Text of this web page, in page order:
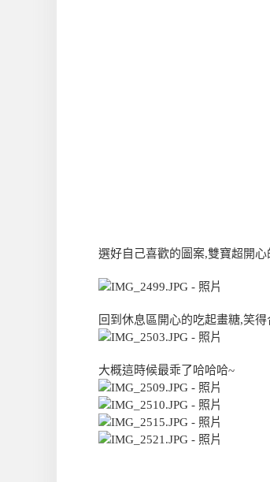
選好自己喜歡的圖案,雙寶超開
回到休息區開心的吃起畫糖,笑
大概這時候最乖了哈哈哈~